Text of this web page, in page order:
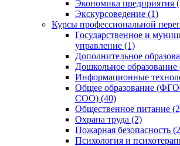
Экономика предприятия
Экскурсоведение (1)
Курсы профессиональной
Государственное и
управление (1)
Дополнительное
Дошкольное
Информационные
Общее образование
СОО) (40)
Общественное питание
Охрана труда (2)
Пожарная безопасность
Психология и